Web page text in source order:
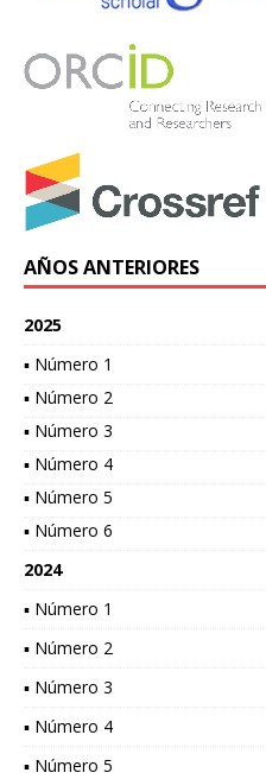
AÑOS ANTERIORES
2025
▪ Número 1
▪ Número 2
▪ Número 3
▪ Número 4
▪ Número 5
▪ Número 6
2024
▪ Número 1
▪ Número 2
▪ Número 3
▪ Número 4
▪ Número 5